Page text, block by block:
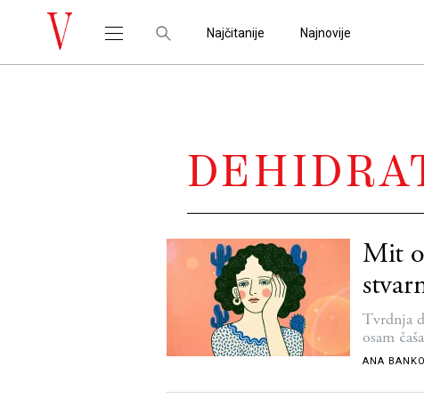
Najčitanije Najnovije
Mit
Tvrdnja
osam
ANA BANKO